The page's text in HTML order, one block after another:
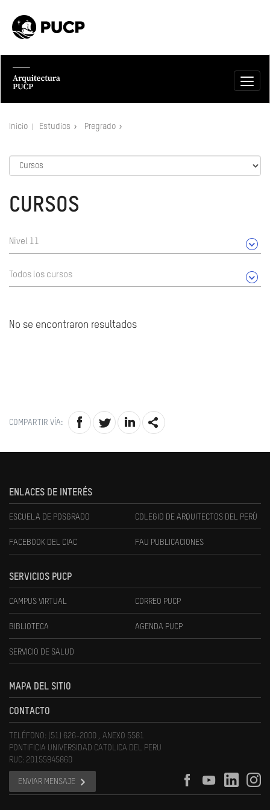
Inicio Estudios Pregrado
CURSOS
Nivel 11
Todos los cursos
No se encontraron resultados
COMPARTIR VÍA:
ENLACES DE INTERÉS
ESCUELA DE POSGRADO COLEGIO DE ARQUITECTOS DEL PERÚ
FACEBOOK DEL CIAC FAU PUBLICACIONES
SERVICIOS PUCP
CAMPUS VIRTUAL CORREO PUCP
BIBLIOTECA AGENDA PUCP
SERVICIO DE SALUD
MAPA DEL SITIO
CONTACTO
TELÉFONO: (51) 626-2000 , ANEXO 5581
PONTIFICIA UNIVERSIDAD CATOLICA DEL PERU
RUC: 20155945860
ENVIAR MENSAJE